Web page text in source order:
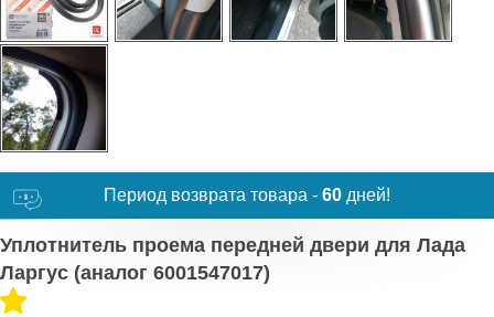
Период возврата товара - 60 дней!
Уплотнитель проема передней двери для Лада
Ларгус (аналог 6001547017)